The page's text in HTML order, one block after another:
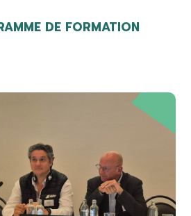
DE FORMATION